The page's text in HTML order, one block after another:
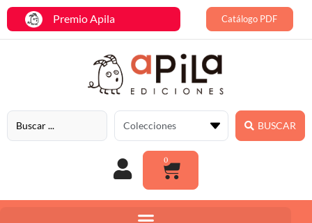
Premio Apila Catálogo PDF
BUSCAR
0